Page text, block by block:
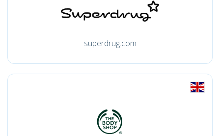
superdrug.com